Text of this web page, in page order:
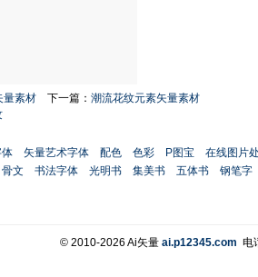
量素材 下一篇： 潮流花纹元素矢量素材
矢量艺术字体 配色 色彩 P图宝
在线图片
文 书法字体 光明书 集美书 五体书
钢笔字
© 2010-2026 Ai矢量 ai.p12345.com 电